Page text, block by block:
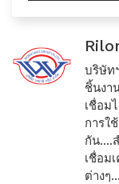
บริษัท
ชิ้นงา
เชื่อม
การใ
กัน....
เชื่อม
ต่างๆ